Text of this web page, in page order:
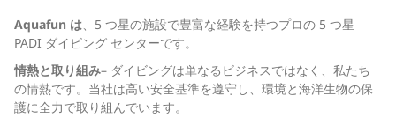
Aquafun は、5 つ星の施設で豊富な経験を持つプロの 5 つ星
PADI ダイビング センターです。
情熱と取り組み– ダイビングは単なるビジネスではなく、私たち
の情熱です。当社は高い安全基準を遵守し、環境と海洋生物の保
護に全力で取り組んでいます。